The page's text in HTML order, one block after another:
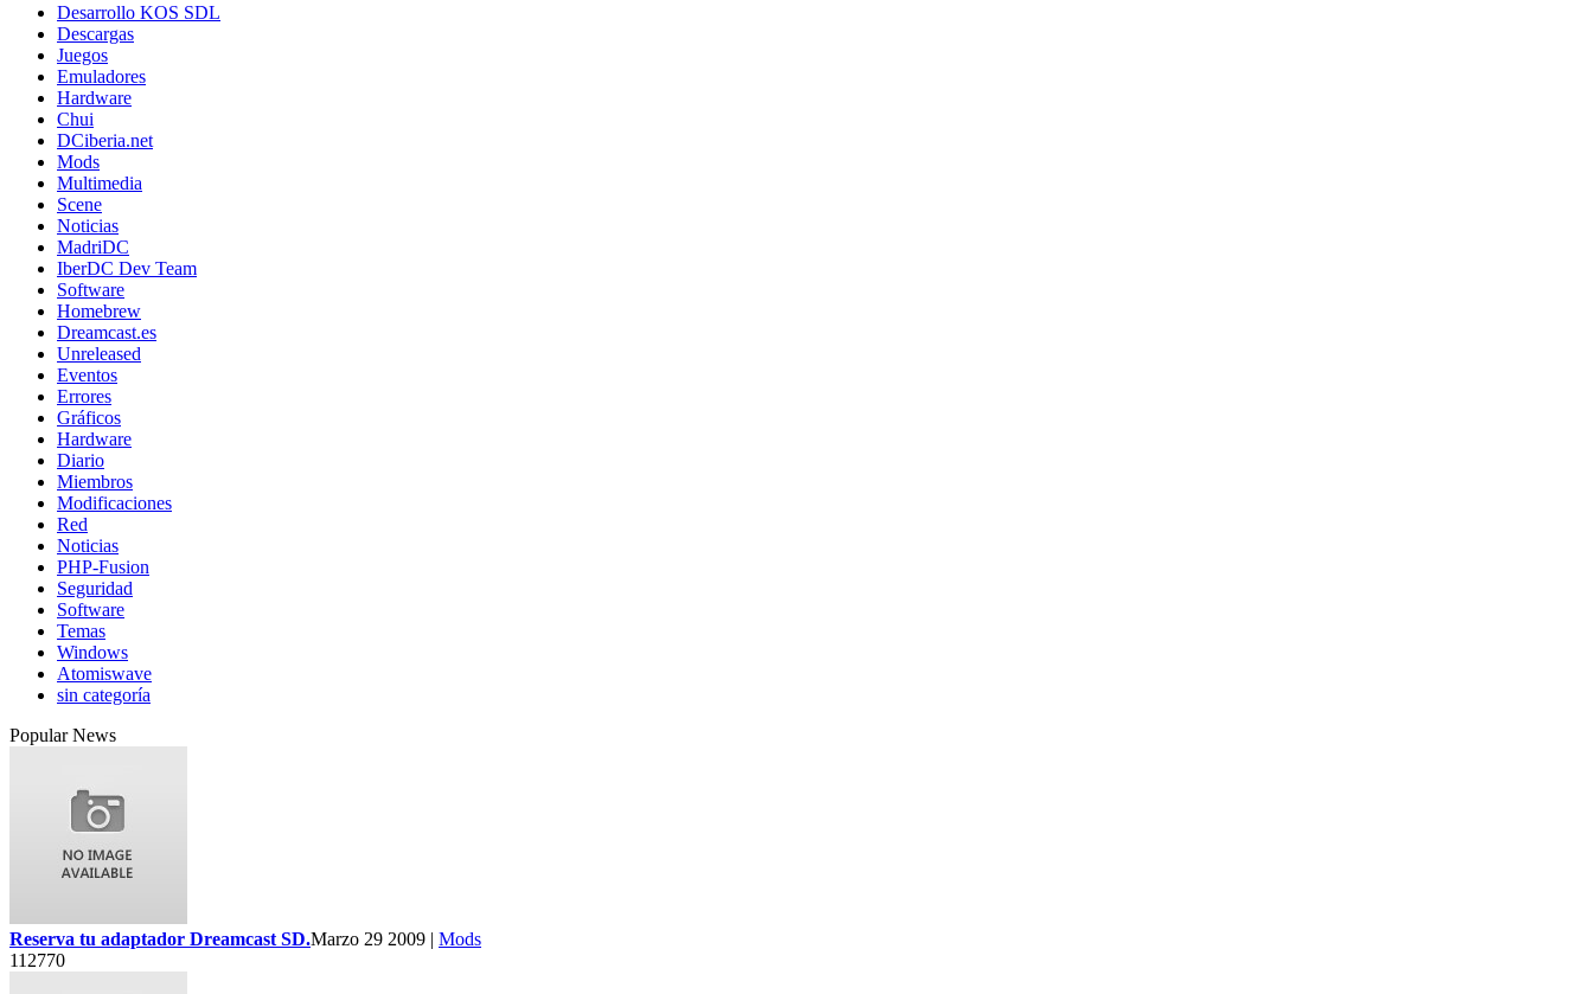
Desarrollo KOS SDL
Descargas
Juegos
Emuladores
Hardware
Chui
DCiberia.net
Mods
Multimedia
Scene
Noticias
MadriDC
IberDC Dev Team
Software
Homebrew
Dreamcast.es
Unreleased
Eventos
Errores
Gráficos
Hardware
Diario
Miembros
Modificaciones
Red
Noticias
PHP-Fusion
Seguridad
Software
Temas
Windows
Atomiswave
sin categoría
Popular News
Reserva tu adaptador Dreamcast SD.Marzo 29 2009 | Mods
112770